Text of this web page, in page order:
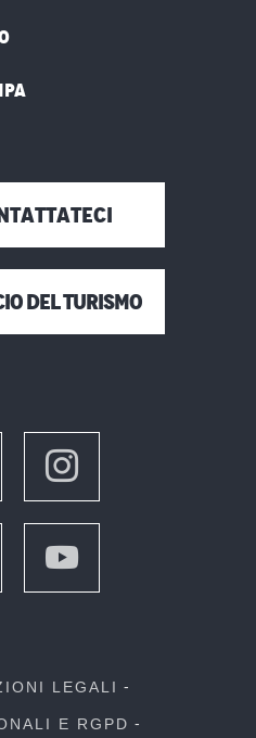
DEL TURISMO
LEGALI
E RGPD